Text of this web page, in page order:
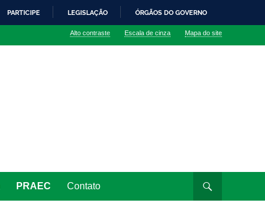
PARTICIPE LEGISLAÇÃO ÓRGÃOS DO GOVERNO
Alto contraste Escala de cinza Mapa do site
PRAEC Contato